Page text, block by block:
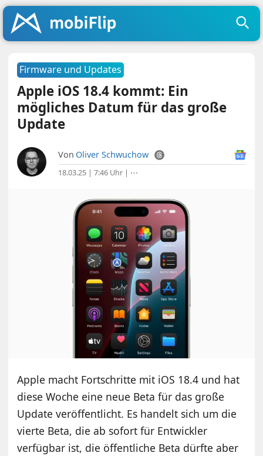
Firmware und Updates
Apple iOS 18.4 kommt: Ein
mögliches Datum für das große
Update
Von Oliver Schwuchow
18.03.25 | 7:46 Uhr | ⋯
Apple macht Fortschritte mit iOS 18.4 und hat
diese Woche eine neue Beta für das große
Update veröffentlicht. Es handelt sich um die
vierte Beta, die ab sofort für Entwickler
verfügbar ist, die öffentliche Beta dürfte aber